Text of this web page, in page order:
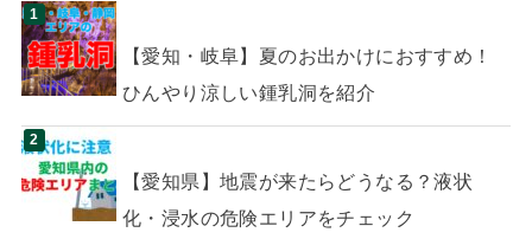
【愛知・岐阜】夏のお出かけにおすすめ！
ひんやり涼しい鍾乳洞を紹介
【愛知県】地震が来たらどうなる？液状
化・浸水の危険エリアをチェック